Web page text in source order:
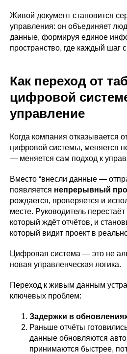
Живой документ становится
управления: он объединяет
данные, формируя единое
пространство, где каждый шаг
Как переход от
цифровой
управление
Когда компания отказывается
цифровой системы, меняется
— меняется сам подход к
Вместо “внесли данные —
появляется непрерывный
рождается, проверяется и
месте. Руководитель
который ждёт отчётов, и
который видит проект в
Цифровая система — это не
новая управленческая логика.
Переход к живым данным
ключевых проблем:
Задержки в
Раньше отчёты
данные обновляются
принимаются быстрее,